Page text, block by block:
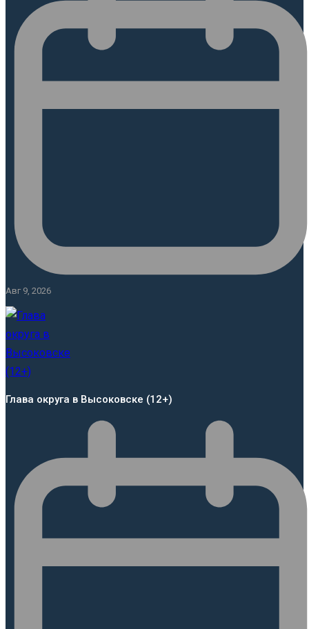
Авг 9, 2026
Глава округа в Высоковске (12+)